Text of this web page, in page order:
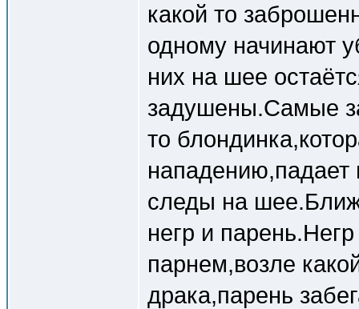
какой то
одному начинают
них на шее
задушены.Самые
то
нападению,падает
следы на
негр и
парнем,возле
драка,парень